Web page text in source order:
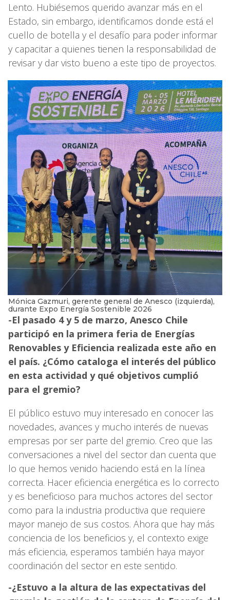
Lento. Hubiésemos querido avanzar más en el
Estado, sin embargo, identificamos donde está el
cuello de botella y el desafío para poder informar
y capacitar a quienes tienen la responsabilidad de
revisar y dar visto bueno a este tipo de proyectos.
Mónica Gazmuri, gerente general de Anesco (izquierda),
durante Expo Energía Sostenible 2026
-El pasado 4 y 5 de marzo, Anesco Chile
participó en la primera feria de Energías
Renovables y Eficiencia realizada este año en
el país. ¿Cómo cataloga el interés del público
en esta actividad y qué objetivos cumplió
para el gremio?
El público estuvo muy interesado en conocer las
novedades, avances y mucho interés de nuevas
empresas por ser parte del gremio. Creo que las
conversaciones a nivel del sector dan cuenta que
lo que hemos venido haciendo está en la línea
correcta. Hacer eficiencia energética es lo correcto
y es beneficioso para muchos actores del sector
como para la industria productiva que requiere
mayor manejo de sus costos. Ahora que hay más
conciencia de los beneficios y, el contexto exige
más eficiencia, esperamos también haya mayor
coordinación del sector en este sentido.
-¿Estuvo a la altura de las expectativas del